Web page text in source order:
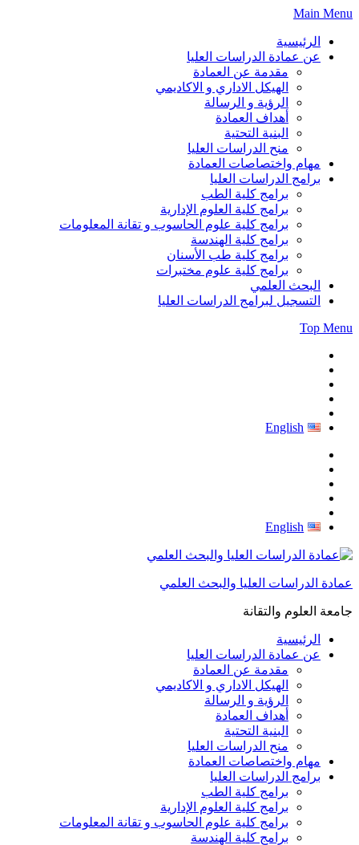
Skip
content
Main Menu
الرئيسية
عن عمادة الدراسات العليا
مقدمة عن العمادة
الهيكل الاداري و الاكاديمي
الرؤية و الرسالة
أهداف العمادة
البنية التحتية
منح الدراسات العليا
مهام واختصاصات العمادة
برامج الدراسات العليا
برامج كلية الطب
برامج كلية العلوم الإدارية
برامج كلية علوم الحاسوب و تقانة المعلومات
برامج كلية الهندسة
برامج كلية طب الأسنان
برامج كلية علوم مختبرات
البحث العلمي
التسجيل لبرامج الدراسات العليا
Top Menu
English
English
عمادة الدراسات العليا والبحث العلمي
جامعة العلوم والتقانة
الرئيسية
عن عمادة الدراسات العليا
مقدمة عن العمادة
الهيكل الاداري و الاكاديمي
الرؤية و الرسالة
أهداف العمادة
البنية التحتية
منح الدراسات العليا
مهام واختصاصات العمادة
برامج الدراسات العليا
برامج كلية الطب
برامج كلية العلوم الإدارية
برامج كلية علوم الحاسوب و تقانة المعلومات
برامج كلية الهندسة